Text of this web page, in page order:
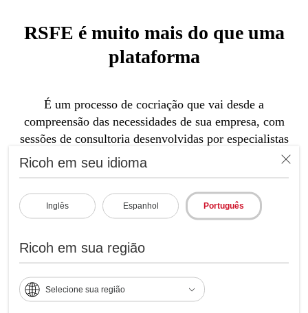
Ricoh em seu idioma
Inglês Espanhol Português
Ricoh em sua região
Selecione sua região
RSFE é muito mais do que uma
plataforma
É um processo de cocriação que vai desde a
compreensão das necessidades de sua empresa, com
sessões de consultoria desenvolvidas por especialistas
da Ricoh e o design de uma solução adaptada a essas
especialistas técnicos certificados e BPO, se necessário.